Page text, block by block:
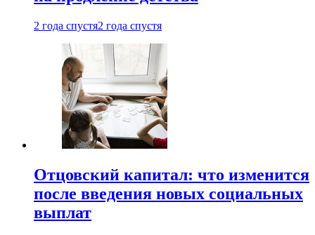
2 года спустя2 года спустя
Отцовский капитал: что изменится
после введения новых социальных
выплат